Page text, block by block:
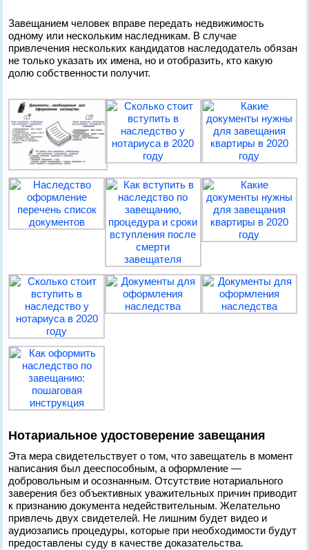
Завещанием человек вправе передать недвижимость
одному или нескольким наследникам. В случае
привлечения нескольких кандидатов наследодатель обязан
не только указать их имена, но и отобразить, кто какую
долю собственности получит.
Нотариальное удостоверение завещания
Эта мера свидетельствует о том, что завещатель в момент
написания был дееспособным, а оформление —
добровольным и осознанным. Отсутствие нотариального
заверения без объективных уважительных причин приводит
к признанию документа недействительным. Желательно
привлечь двух свидетелей. Не лишним будет видео и
аудиозапись процедуры, которые при необходимости будут
предоставлены суду в качестве доказательства.